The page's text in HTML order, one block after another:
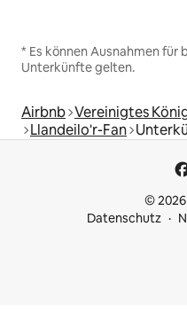
* Es können Ausnahmen
Unterkünfte gelten.
Airbnb Vereinigtes
Llandeilo'r-Fan
©
Datenschutz